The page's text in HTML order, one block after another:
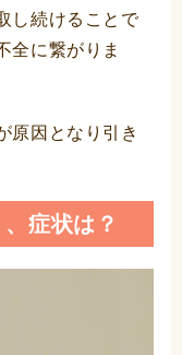
し続けることで
全に繋がりま
原因となり引き
症状は？